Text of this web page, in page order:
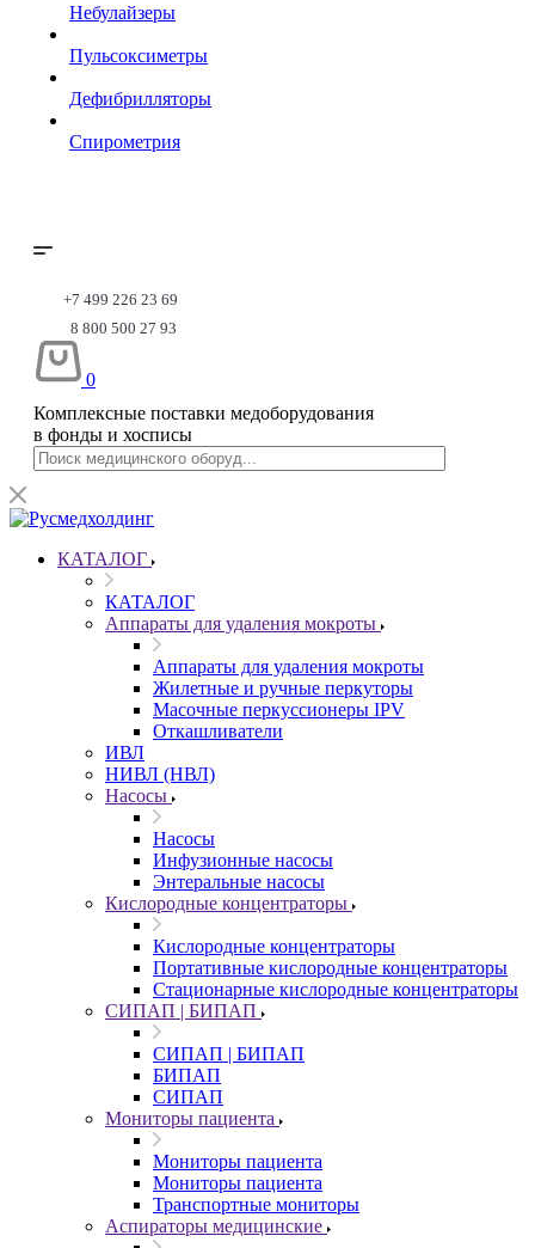
Небулайзеры
Пульсоксиметры
Дефибрилляторы
Спирометрия
+7 499 226 23 69
8 800 500 27 93
0
Комплексные поставки медоборудования
в фонды и хосписы
КАТАЛОГ
КАТАЛОГ
Аппараты для удаления мокроты
Аппараты для удаления мокроты
Жилетные и ручные перкуторы
Масочные перкуссионеры IPV
Откашливатели
ИВЛ
НИВЛ (НВЛ)
Насосы
Насосы
Инфузионные насосы
Энтеральные насосы
Кислородные концентраторы
Кислородные концентраторы
Портативные кислородные концентраторы
Стационарные кислородные концентраторы
СИПАП | БИПАП
СИПАП | БИПАП
БИПАП
СИПАП
Мониторы пациента
Мониторы пациента
Мониторы пациента
Транспортные мониторы
Аспираторы медицинские